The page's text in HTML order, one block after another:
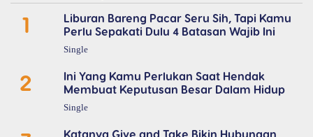
1
Liburan Bareng Pacar Seru Sih, Tapi Kamu
Perlu Sepakati Dulu 4 Batasan Wajib Ini
Single
2
Ini Yang Kamu Perlukan Saat Hendak
Membuat Keputusan Besar Dalam Hidup
Single
Katanya Give and Take Bikin Hubungan